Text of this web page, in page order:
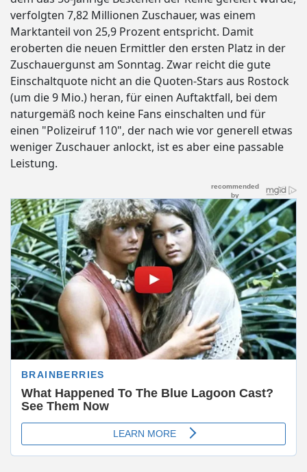
verfolgten 7,82 Millionen Zuschauer, was einem
Marktanteil von 25,9 Prozent entspricht. Damit
eroberten die neuen Ermittler den ersten Platz in der
Zuschauergunst am Sonntag. Zwar reicht die gute
Einschaltquote nicht an die Quoten-Stars aus Rostock
(um die 9 Mio.) heran, für einen Auftaktfall, bei dem
naturgemäß noch keine Fans einschalten und für
einen "Polizeiruf 110", der nach wie vor generell etwas
weniger Zuschauer anlockt, ist es aber eine passable
Leistung.